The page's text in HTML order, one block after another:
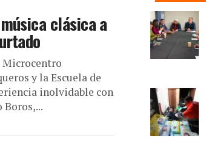
clásica a
Microcentro
y la Escuela de
inolvidable con